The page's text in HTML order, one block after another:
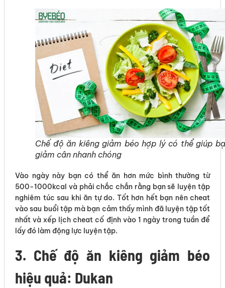
Chế độ ăn kiêng giảm béo hợp lý có thể giúp
giảm cân nhanh chóng
Vào ngày này bạn có thể ăn hơn mức bình thường từ
500-1000kcal và phải chắc chắn rằng bạn sẽ luyện tập
nghiêm túc sau khi ăn tự do. Tốt hơn hết bạn nên cheat
vào sau buổi tập mà bạn cảm thấy mình đã luyện tập tốt
nhất và xếp lịch cheat cố định vào 1 ngày trong tuần để
lấy đó làm động lực luyện tập.
3. Chế độ ăn kiêng giảm béo
hiệu quả: Dukan